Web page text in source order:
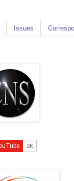
Issues